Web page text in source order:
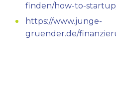
finden/how-to-
https://www.junge-
gruender.de/